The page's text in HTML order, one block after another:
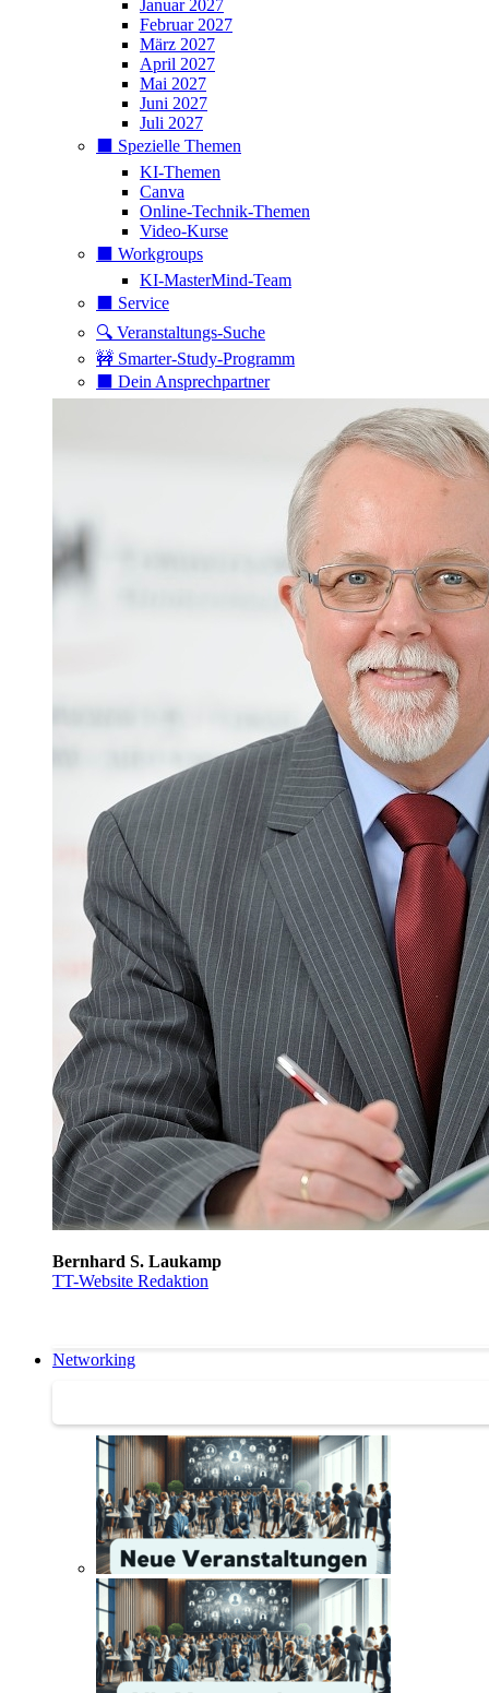
Januar 2027
Februar 2027
März 2027
April 2027
Mai 2027
Juni 2027
Juli 2027
⬛️ Spezielle Themen
KI-Themen
Canva
Online-Technik-Themen
Video-Kurse
⬛️ Workgroups
KI-MasterMind-Team
⬛️ Service
🔍 Veranstaltungs-Suche
🚧 Smarter-Study-Programm
⬛️ Dein Ansprechpartner
Bernhard S. Laukamp
TT-Website Redaktion
Networking